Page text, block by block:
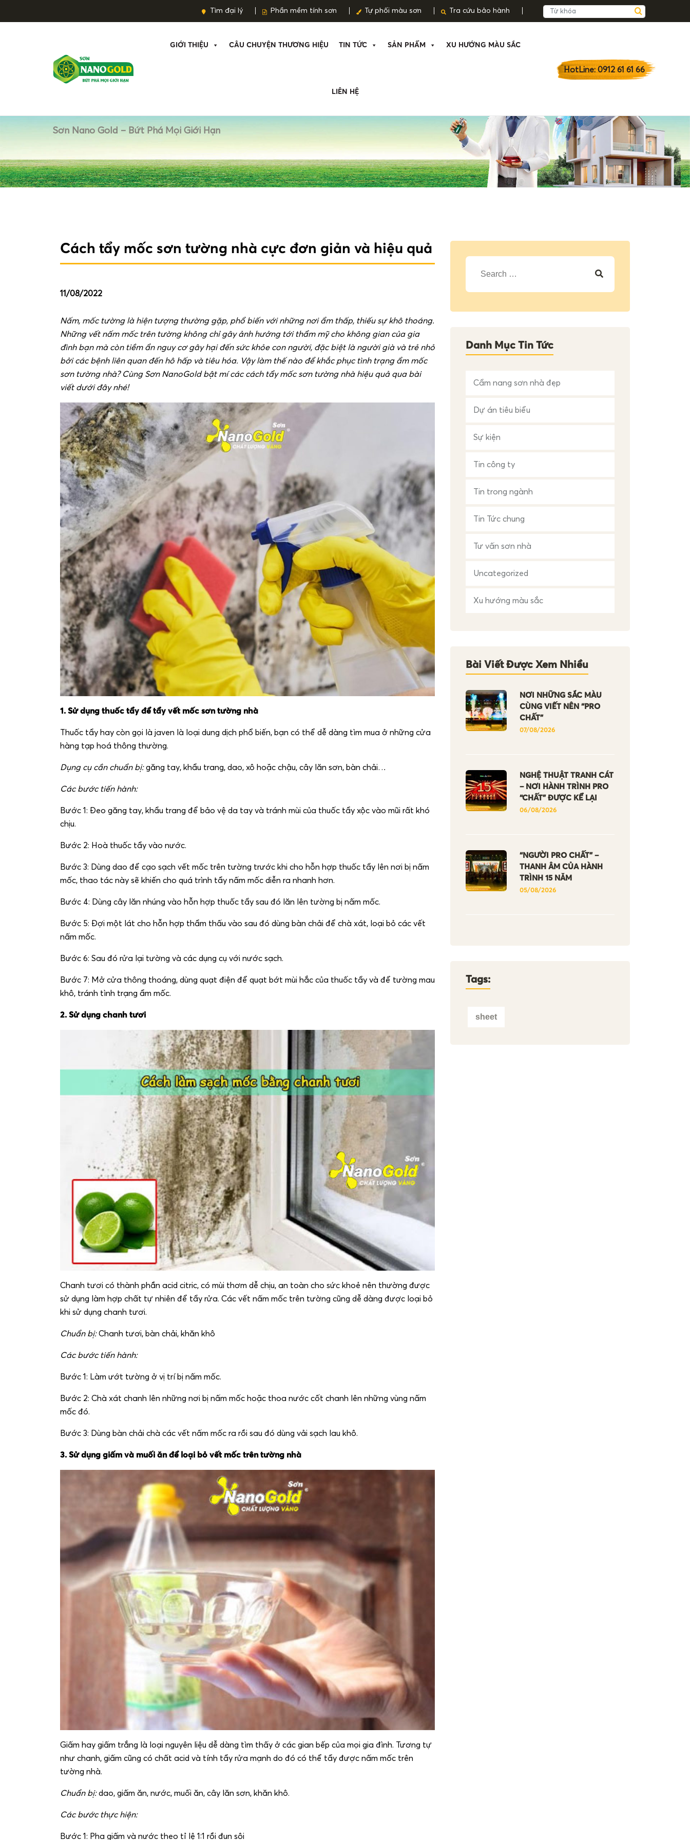
Tìm đại lý Phần mềm tính sơn Tự phối màu sơn Tra cứu bảo hành
GIỚI THIỆU CÂU CHUYỆN THƯƠNG HIỆU TIN TỨC SẢN PHẨM XU HƯỚNG MÀU SẮC
LIÊN HỆ
HotLine: 0912 61 61 66
Sơn Nano Gold – Bứt Phá Mọi Giới Hạn
Cách tẩy mốc sơn tường nhà cực đơn giản và hiệu quả
11/08/2022
Nấm, mốc tường là hiện tượng thường gặp, phổ biến với những nơi ẩm thấp, thiếu sự khô thoáng.
Những vết nấm mốc trên tường không chỉ gây ảnh hưởng tới thẩm mỹ cho không gian của gia
đình bạn mà còn tiềm ẩn nguy cơ gây hại đến sức khỏe con người, đặc biệt là người già và trẻ nhỏ
bởi các bệnh liên quan đến hô hấp và tiêu hóa. Vậy làm thế nào để khắc phục tình trạng ẩm mốc
sơn tường nhà? Cùng Sơn NanoGold bật mí các cách tẩy mốc sơn tường nhà hiệu quả qua bài
viết dưới đây nhé!
1. Sử dụng thuốc tẩy để tẩy vết mốc sơn tường nhà
Thuốc tẩy hay còn gọi là javen là loại dung dịch phổ biến, bạn có thể dễ dàng tìm mua ở những cửa
hàng tạp hoá thông thường.
Dụng cụ cần chuẩn bị:găng tay, khẩu trang, dao, xô hoặc chậu, cây lăn sơn, bàn chải…
Các bước tiến hành:
Bước 1: Đeo găng tay, khẩu trang để bảo vệ da tay và tránh mùi của thuốc tẩy xộc vào mũi rất khó
chịu.
Bước 2: Hoà thuốc tẩy vào nước.
Bước 3: Dùng dao để cạo sạch vết mốc trên tường trước khi cho hỗn hợp thuốc tẩy lên nơi bị nấm
mốc, thao tác này sẽ khiến cho quá trình tẩy nấm mốc diễn ra nhanh hơn.
Bước 4: Dùng cây lăn nhúng vào hỗn hợp thuốc tẩy sau đó lăn lên tường bị nấm mốc.
Bước 5: Đợi một lát cho hỗn hợp thẩm thấu vào sau đó dùng bàn chải để chà xát, loại bỏ các vết
nấm mốc.
Bước 6: Sau đó rửa lại tường và các dụng cụ với nước sạch.
Bước 7: Mở cửa thông thoáng, dùng quạt điện để quạt bớt mùi hắc của thuốc tẩy và để tường mau
khô, tránh tình trạng ẩm mốc.
2. Sử dụng chanh tươi
Chanh tươi có thành phần acid citric, có mùi thơm dễ chịu, an toàn cho sức khoẻ nên thường được
sử dụng làm hợp chất tự nhiên để tẩy rửa. Các vết nấm mốc trên tường cũng dễ dàng được loại bỏ
khi sử dụng chanh tươi.
Chuẩn bị:Chanh tươi, bàn chải, khăn khô
Các bước tiến hành:
Bước 1: Làm ướt tường ở vị trí bị nấm mốc.
Bước 2: Chà xát chanh lên những nơi bị nấm mốc hoặc thoa nước cốt chanh lên những vùng nấm
mốc đó.
Bước 3: Dùng bàn chải chà các vết nấm mốc ra rồi sau đó dùng vải sạch lau khô.
3. Sử dụng giấm và muối ăn để loại bỏ vết mốc trên tường nhà
Giấm hay giấm trắng là loại nguyên liệu dễ dàng tìm thấy ở các gian bếp của mọi gia đình. Tương tự
như chanh, giấm cũng có chất acid và tính tẩy rửa mạnh do đó có thể tẩy được nấm mốc trên
tường nhà.
Chuẩn bị:dao, giấm ăn, nước, muối ăn, cây lăn sơn, khăn khô.
Các bước thực hiện:
Bước 1: Pha giấm và nước theo tỉ lệ 1:1 rồi đun sôi
T
k
ế
h
o
Danh Mục Tin Tức
Cẩm nang sơn nhà đẹp
Dự án tiêu biểu
Sự kiện
Tin công ty
Tin trong ngành
Tin Tức chung
Tư vấn sơn nhà
Uncategorized
Xu hướng màu sắc
Bài Viết Được Xem Nhiều
NƠI NHỮNG SẮC MÀU
CÙNG VIẾT NÊN “PRO
CHẤT”
07/08/2026
NGHỆ THUẬT TRANH CÁT
– NƠI HÀNH TRÌNH PRO
“CHẤT” ĐƯỢC KỂ LẠI
06/08/2026
“NGƯỜI PRO CHẤT” –
THANH ÂM CỦA HÀNH
TRÌNH 15 NĂM
05/08/2026
Tags:
sheet